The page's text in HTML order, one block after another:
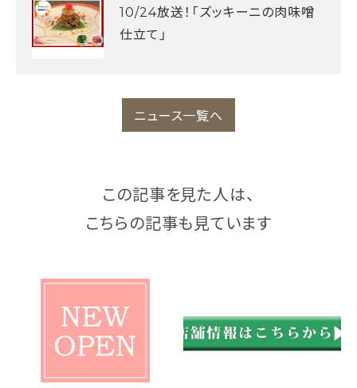
10/24放送！「ズッキーニの肉味噌
仕立て」
ニュース一覧へ
この記事を見た人は、
こちらの記事も見ています